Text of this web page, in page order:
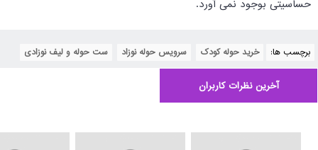
حساسیتی بوجود نمی آورد.
برچسب ها: خرید حوله کودک سرویس حوله نوزاد ست حوله و لیف نوزادی
آخرین نظرات کاربران